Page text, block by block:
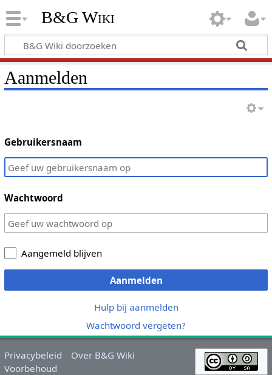
B&G Wiki
Aanmelden
Gebruikersnaam
Wachtwoord
Aangemeld blijven
Aanmelden
Hulp bij aanmelden
Wachtwoord vergeten?
Privacybeleid
Over B&G Wiki
Voorbehoud